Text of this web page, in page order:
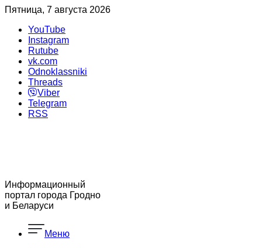
Пятница, 7 августа 2026
YouTube
Instagram
Rutube
vk.com
Odnoklassniki
Threads
Viber
Telegram
RSS
Информационный
портал города Гродно
и Беларуси
Меню